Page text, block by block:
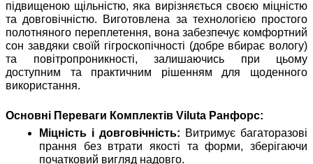
підвищеною щільністю, яка вирізняється своєю міцністю
та довговічністю. Виготовлена за технологією простого
полотняного переплетення, вона забезпечує комфортний
сон завдяки своїй гігроскопічності (добре вбирає вологу)
та повітропроникності, залишаючись при цьому
доступним та практичним рішенням для щоденного
використання.
Основні Переваги Комплектів Viluta Ранфорс:
Міцність і довговічність: Витримує багаторазові
прання без втрати якості та форми, зберігаючи
початковий вигляд надовго.